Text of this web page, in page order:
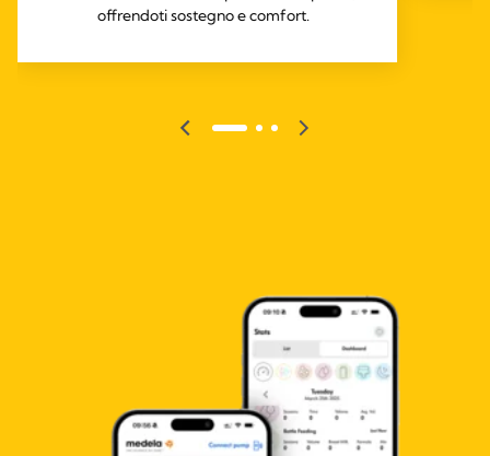
offrendoti sostegno e comfort.